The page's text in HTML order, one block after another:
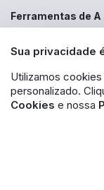
Sua privacidade
Utilizamos
personalizado.
Cookies e nossa
Ferramentas de A
aqui veiculados são
EXPORTAÇÃO -
produto. Caso os